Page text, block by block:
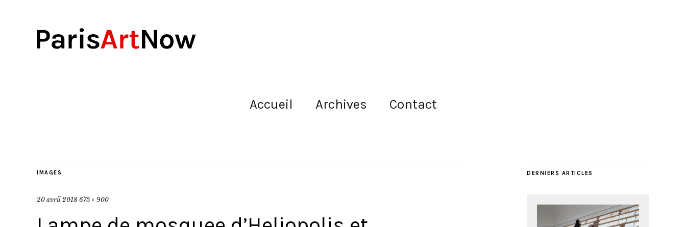
Accueil Archives Contact
IMAGES
20 avril 2018 675 × 900
DERNIERS ARTICLES